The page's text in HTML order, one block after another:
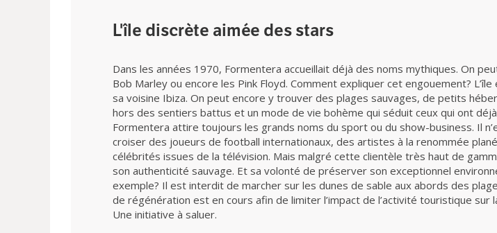
L'île discrète aimée des stars
Dans les années 1970, Formentera accueillait déjà des noms mythiques. On
Bob Marley ou encore les Pink Floyd. Comment expliquer cet engouement?
sa voisine Ibiza. On peut encore y trouver des plages sauvages, de petits
hors des sentiers battus et un mode de vie bohème qui séduit ceux qui ont déjà
Formentera attire toujours les grands noms du sport ou du show-business. Il
croiser des joueurs de football internationaux, des artistes à la renommée
célébrités issues de la télévision. Mais malgré cette clientèle très haut de
son authenticité sauvage. Et sa volonté de préserver son exceptionnel
exemple? Il est interdit de marcher sur les dunes de sable aux abords des
de régénération est en cours afin de limiter l’impact de l’activité touristique sur
Une initiative à saluer.